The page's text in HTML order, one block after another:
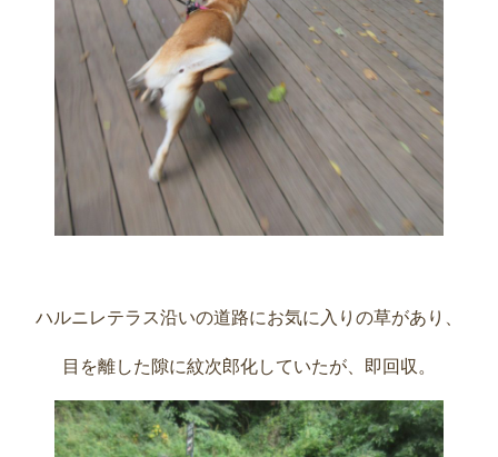
ハルニレテラス沿いの道路にお気に入りの草があり、
目を離した隙に紋次郎化していたが、即回収。